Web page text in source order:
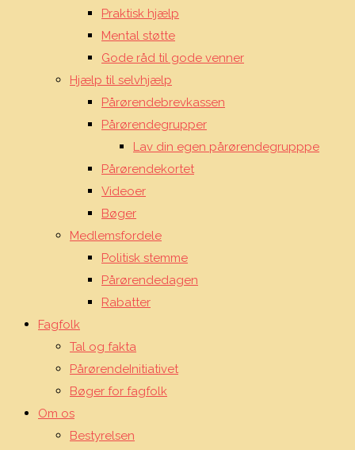
Praktisk hjælp
Mental støtte
Gode råd til gode venner
Hjælp til selvhjælp
Pårørendebrevkassen
Pårørendegrupper
Lav din egen pårørendegrupppe
Pårørendekortet
Videoer
Bøger
Medlemsfordele
Politisk stemme
Pårørendedagen
Rabatter
Fagfolk
Tal og fakta
PårørendeInitiativet
Bøger for fagfolk
Om os
Bestyrelsen